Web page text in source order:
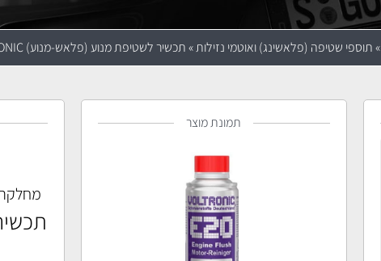
»תוספי שטיפה (פלאשינג) ואוטמי נזילות»תכשיר לשטיפת מנוע (פלאש-מנוע) VOLTRONIC
תמונת מוצר